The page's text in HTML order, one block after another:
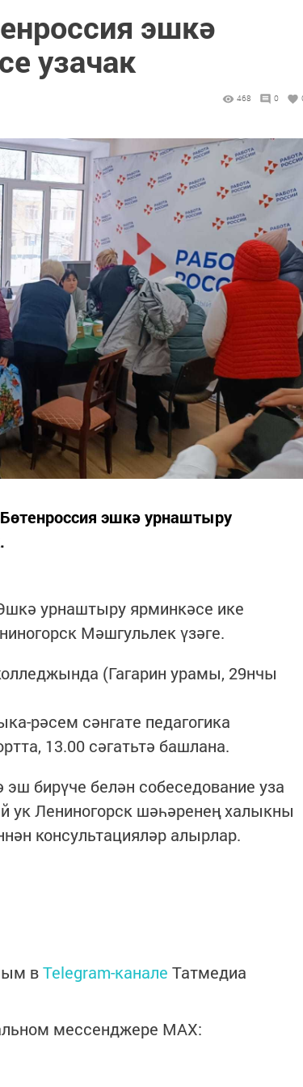
эшкә
узачак
468 0
эшкә урнаштыру
урнаштыру ярминкәсе ике
Мәшгульлек үзәге.
(Гагарин урамы, 29нчы
рәсем сәнгате педагогика
13.00 сәгатьтә башлана.
бирүче белән собеседование уза
ук Лениногорск шәһәренең халыкны
консультацияләр алырлар.
вTelegram-канале Татмедиа
мессенджере MАХ: